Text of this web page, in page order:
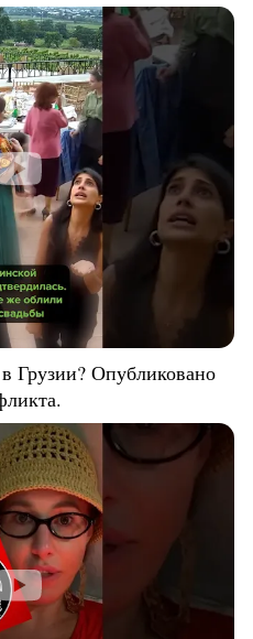
Грузии? Опубликовано